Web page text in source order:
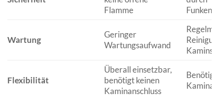
Flamme
Wartung
Geringer
Wartungsaufwand
Kamins
Flexibilität
Überall einsetzbar,
benötigt keinen
Kaminanschluss
Benötigt